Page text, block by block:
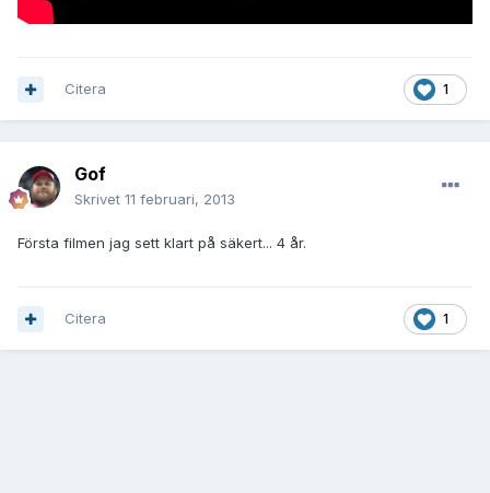
1
Citera
Gof
Skrivet 11 februari, 2013
Första filmen jag sett klart på säkert... 4 år.
1
Citera